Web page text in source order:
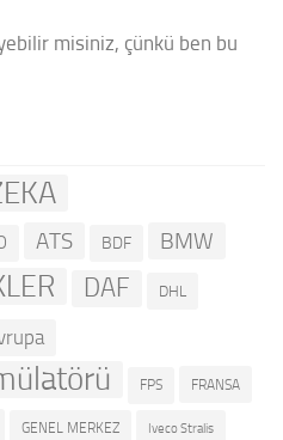
misiniz, çünkü ben bu
ATS BDF BMW
DAF DHL
FPS FRANSA
GENEL MERKEZ Iveco Stralis